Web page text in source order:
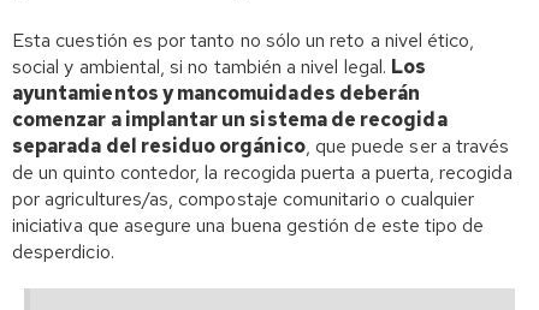
Esta cuestión es por tanto no sólo un reto a nivel ético,
social y ambiental, si no también a nivel legal. Los
ayuntamientos y mancomuidades deberán
comenzar a implantar un sistema de recogida
separada del residuo orgánico, que puede ser a través
de un quinto contedor, la recogida puerta a puerta, recogida
por agricultures/as, compostaje comunitario o cualquier
iniciativa que asegure una buena gestión de este tipo de
desperdicio.